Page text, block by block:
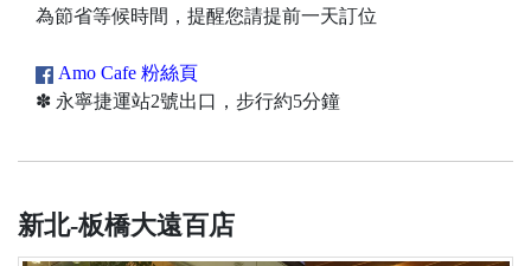
為節省等候時間，提醒您請提前一天訂位
Amo Cafe 粉絲頁
✽ 永寧捷運站2號出口，步行約5分鐘
新北-板橋大遠百店